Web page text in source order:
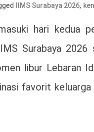
IIMS Surabaya 2026,
hari kedua
Surabaya 2026
libur Lebaran
favorit keluarga